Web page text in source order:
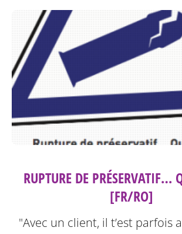
RUPTURE DE PRÉSERVATIF…
[FR/RO]
"Avec un client, il t’est parfois